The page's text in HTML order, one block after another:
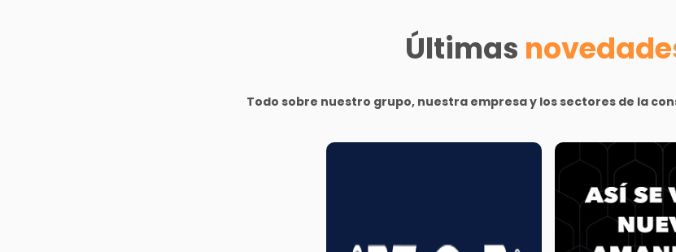
Últimas
Todo sobre nuestro grupo, nuestra empresa y los sectores de la